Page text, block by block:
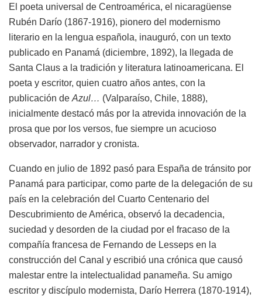
El poeta universal de Centroamérica, el nicaragüense
Rubén Darío (1867-1916), pionero del modernismo
literario en la lengua española, inauguró, con un texto
publicado en Panamá (diciembre, 1892), la llegada de
Santa Claus a la tradición y literatura latinoamericana. El
poeta y escritor, quien cuatro años antes, con la
publicación de Azul… (Valparaíso, Chile, 1888),
inicialmente destacó más por la atrevida innovación de la
prosa que por los versos, fue siempre un acucioso
observador, narrador y cronista.
Cuando en julio de 1892 pasó para España de tránsito por
Panamá para participar, como parte de la delegación de su
país en la celebración del Cuarto Centenario del
Descubrimiento de América, observó la decadencia,
suciedad y desorden de la ciudad por el fracaso de la
compañía francesa de Fernando de Lesseps en la
construcción del Canal y escribió una crónica que causó
malestar entre la intelectualidad panameña. Su amigo
escritor y discípulo modernista, Darío Herrera (1870-1914),